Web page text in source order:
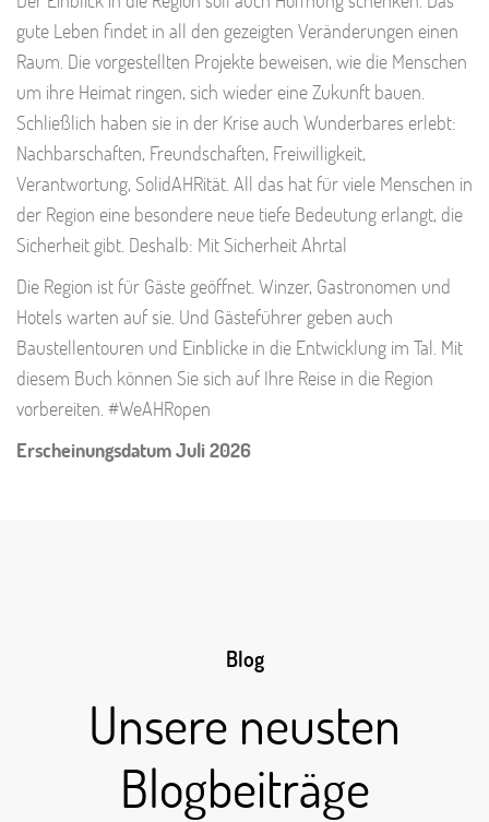
gute Leben findet in all den gezeigten Veränderungen einen
Raum. Die vorgestellten Projekte beweisen, wie die Menschen
um ihre Heimat ringen, sich wieder eine Zukunft bauen.
Schließlich haben sie in der Krise auch Wunderbares erlebt:
Nachbarschaften, Freundschaften, Freiwilligkeit,
Verantwortung, SolidAHRität. All das hat für viele Menschen in
der Region eine besondere neue tiefe Bedeutung erlangt, die
Sicherheit gibt. Deshalb: Mit Sicherheit Ahrtal
Die Region ist für Gäste geöffnet. Winzer, Gastronomen und
Hotels warten auf sie. Und Gästeführer geben auch
Baustellentouren und Einblicke in die Entwicklung im Tal. Mit
diesem Buch können Sie sich auf Ihre Reise in die Region
vorbereiten. #WeAHRopen
Erscheinungsdatum Juli 2026
Blog
Unsere neusten
Blogbeiträge